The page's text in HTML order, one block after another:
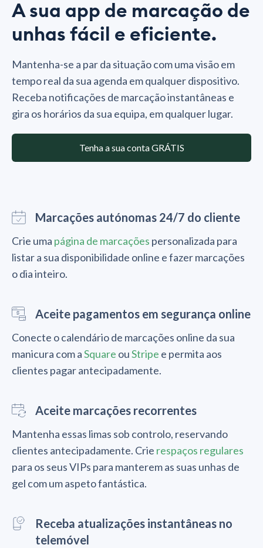
A sua app de marcação de
unhas fácil e eficiente.
Mantenha-se a par da situação com uma visão em
tempo real da sua agenda em qualquer dispositivo.
Receba notificações de marcação instantâneas e
gira os horários da sua equipa, em qualquer lugar.
Tenha a sua conta GRÁTIS
Marcações autónomas 24/7 do cliente
Crie uma página de marcações personalizada para
listar a sua disponibilidade online e fazer marcações
o dia inteiro.
Aceite pagamentos em segurança online
Conecte o calendário de marcações online da sua
manicura com aSquare ouStripe e permita aos
clientes pagar antecipadamente.
Aceite marcações recorrentes
Mantenha essas limas sob controlo, reservando
clientes antecipadamente. Crie respaços regulares
para os seus VIPs para manterem as suas unhas de
gel com um aspeto fantástica.
Receba atualizações instantâneas no
telemóvel